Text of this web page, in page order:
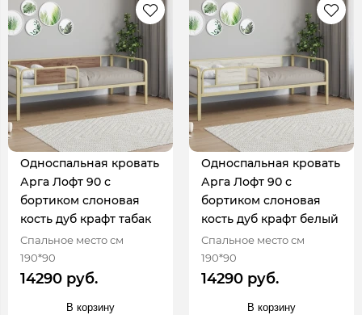
Односпальная кровать
Арга Лофт 90 с
бортиком слоновая
кость дуб крафт табак
Спальное место см
190*90
14290 руб.
В корзину
Односпальная кровать
Арга Лофт 90 с
бортиком слоновая
кость дуб крафт белый
Спальное место см
190*90
14290 руб.
В корзину